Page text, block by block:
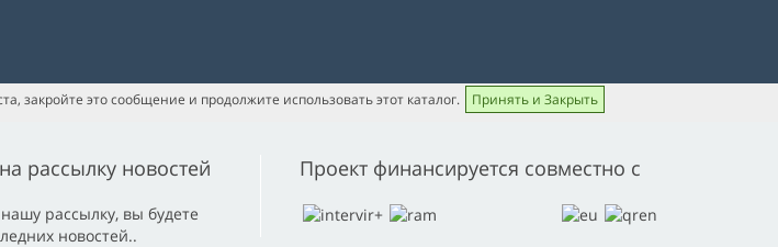
закройте это сообщение и продолжите использовать этот каталог. Принять и Закрыть
рассылку новостей
рассылку, вы будете
новостей..
Проект финансируется совместно с